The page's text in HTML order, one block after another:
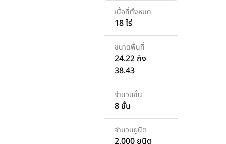
เนื้อที่ทั้งหมด
18 ไร่
ขนาดพื้นที่
24.22 ถึง
38.43
จำนวนชั้น
8 ชั้น
จำนวนยูนิต
2,000 ยูนิต